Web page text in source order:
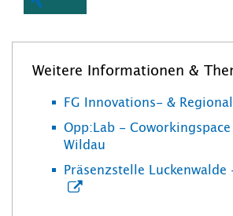
Weitere Informationen &
FG Innovations- &
Opp:Lab - Coworkingspace
Wildau
Präsenzstelle